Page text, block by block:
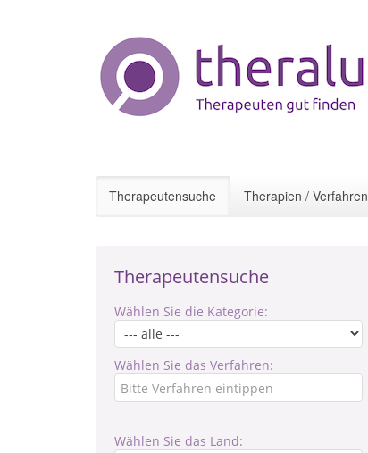
Therapeutensuche Therapien / Verfahren
Therapeutensuche
Wählen Sie die Kategorie:
Wählen Sie das Verfahren:
Wählen Sie das Land: